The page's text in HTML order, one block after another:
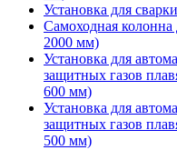
Установка для
Самоходная
2000 мм)
Установка для
защитных газов
600 мм)
Установка для
защитных газов
500 мм)